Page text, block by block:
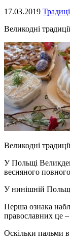
17.03.2019
Великодні
Великодні
У Польщі
весняного
У нинішній Польщі
Перша ознака
православних це
Оскільки пальми в